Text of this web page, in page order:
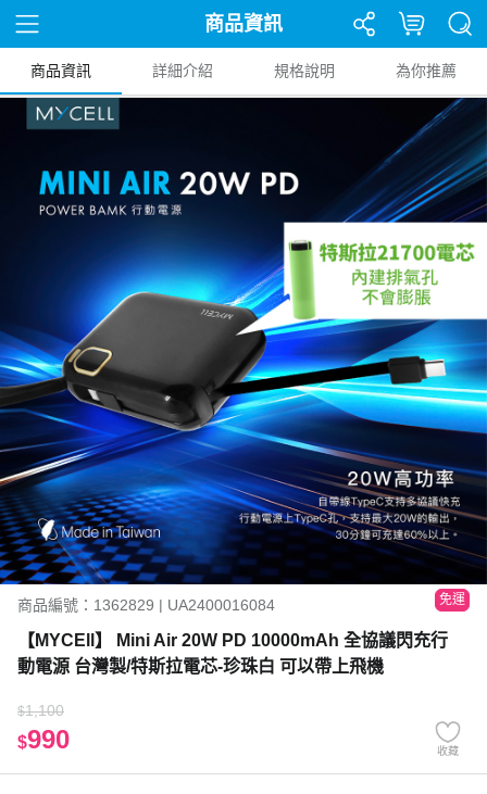
商品資訊
商品資訊 詳細介紹 規格說明 為你推薦
商品編號：1362829 | UA2400016084 免運
【MYCEll】 Mini Air 20W PD 10000mAh 全協議閃充行
動電源 台灣製/特斯拉電芯-珍珠白 可以帶上飛機
$1,100
$990 收藏